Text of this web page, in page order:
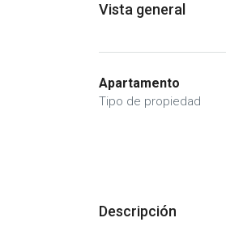
Vista general
Apartamento
Tipo de propiedad
Descripción